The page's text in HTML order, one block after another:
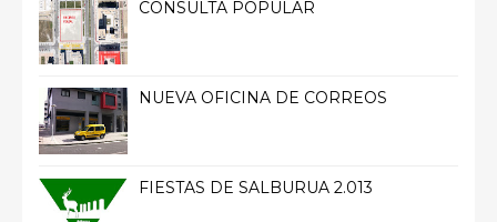
CONSULTA POPULAR
NUEVA OFICINA DE CORREOS
FIESTAS DE SALBURUA 2.013